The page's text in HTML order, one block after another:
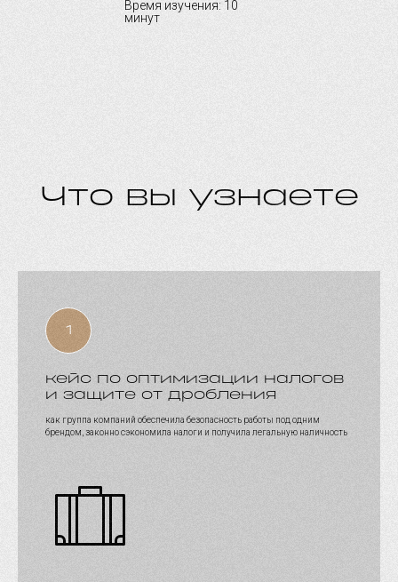
Время изучения: 10
минут
Что вы узнаете
кейс по оптимизации налогов
и защите от дробления
как группа компаний обеспечила безопасность работы под одним
брендом, законно сэкономила налоги и получила легальную наличность